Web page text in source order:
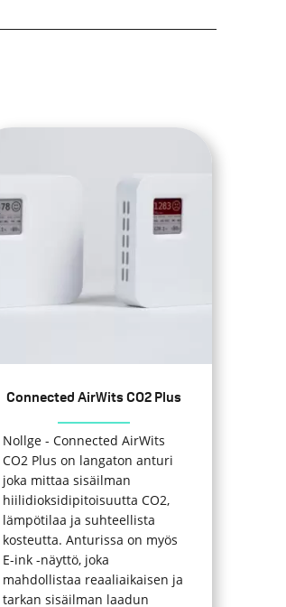
Connected AirWits CO2 Plus
Nollge - Connected AirWits
CO2 Plus on langaton anturi
joka mittaa sisäilman
hiilidioksidipitoisuutta CO2,
lämpötilaa ja suhteellista
kosteutta. Anturissa on myös
E-ink -näyttö, joka
mahdollistaa reaaliaikaisen ja
tarkan sisäilman laadun
on
useampi
sivulla.